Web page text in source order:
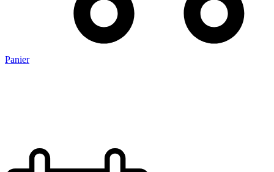
Panier